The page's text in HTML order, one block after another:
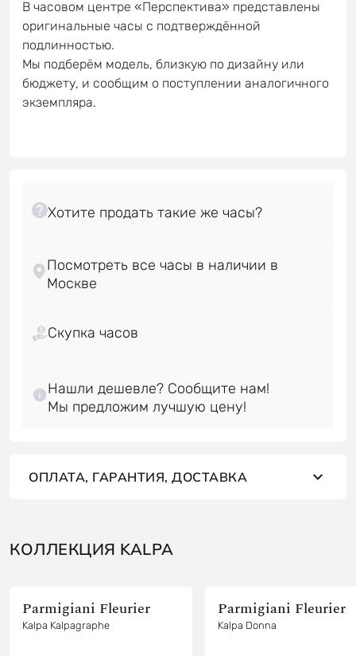
В часовом центре «Перспектива» представлены
оригинальные часы с подтверждённой
подлинностью.
Мы подберём модель, близкую по дизайну или
бюджету, и сообщим о поступлении аналогичного
экземпляра.
Посмотреть все часы в наличии в
Скупка часов
Нашли дешевле? Сообщите нам!
ОПЛАТА, ГАРАНТИЯ, ДОСТАВКА
КОЛЛЕКЦИЯ KALPA
Parmigiani Fleurier
Kalpa Kalpagraphe
Parmigiani Fleurier
Kalpa Donna